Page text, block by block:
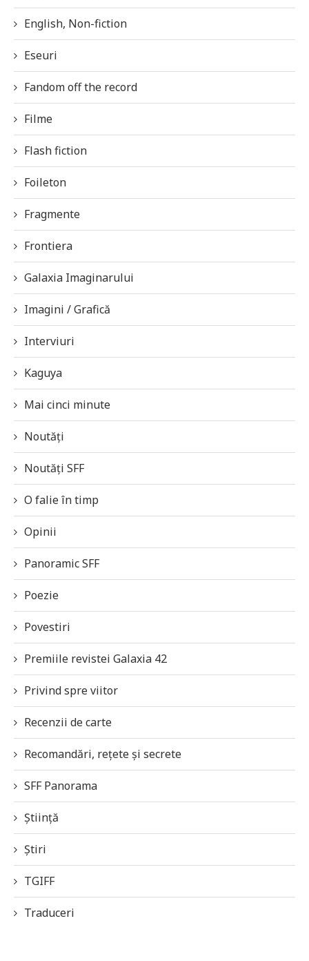
English, Non-fiction
Eseuri
Fandom off the record
Filme
Flash fiction
Foileton
Fragmente
Frontiera
Galaxia Imaginarului
Imagini / Grafică
Interviuri
Kaguya
Mai cinci minute
Noutăți
Noutăți SFF
O falie în timp
Opinii
Panoramic SFF
Poezie
Povestiri
Premiile revistei Galaxia 42
Privind spre viitor
Recenzii de carte
Recomandări, rețete și secrete
SFF Panorama
Știință
Știri
TGIFF
Traduceri